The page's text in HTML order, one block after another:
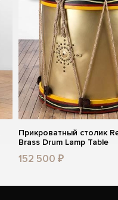
Прикроватный столик
Brass Drum Lamp Table
152 500 ₽